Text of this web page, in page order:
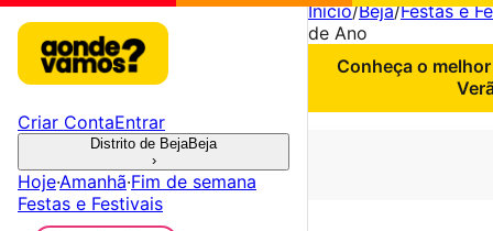
Início/Beja/Festas e
de Ano
Conheça o
Criar ContaEntrar
Distrito de BejaBeja
›
Hoje·Amanhã·Fim de semana
Festas e Festivais